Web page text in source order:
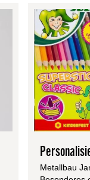
Metallbau